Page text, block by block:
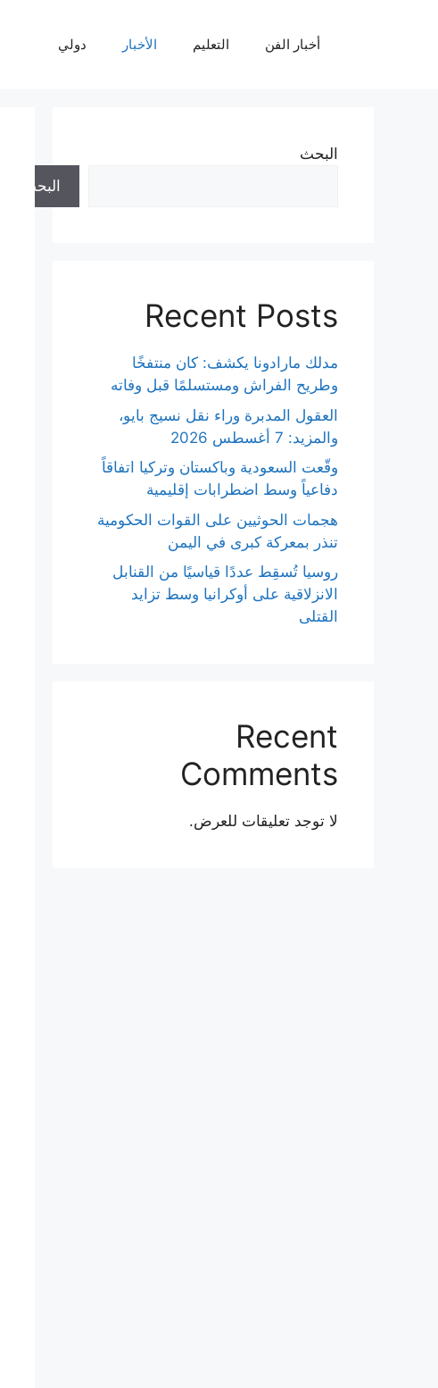
أخبار الفن التعليم الأخبار دولي
البحث
البحث
Recent Posts
مدلك مارادونا يكشف: كان منتفخًا
وطريح الفراش ومستسلمًا قبل وفاته
العقول المدبرة وراء نقل نسيج بايو،
والمزيد: 7 أغسطس 2026
وقّعت السعودية وباكستان وتركيا اتفاقاً
دفاعياً وسط اضطرابات إقليمية
هجمات الحوثيين على القوات الحكومية
تنذر بمعركة كبرى في اليمن
روسيا تُسقِط عددًا قياسيًا من القنابل
الانزلاقية على أوكرانيا وسط تزايد
القتلى
Recent
Comments
لا توجد تعليقات للعرض.